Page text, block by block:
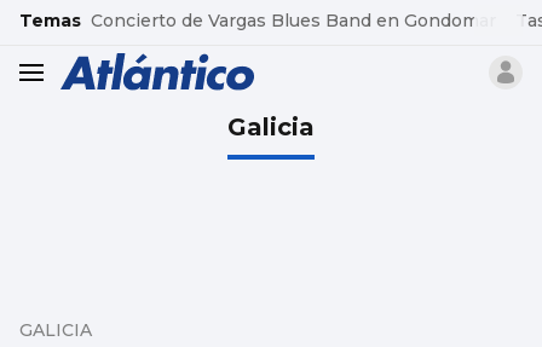
common.go-to-content
Temas Concierto de Vargas Blues Band en Gondomar
header.menu.open
Galicia
GALICIA